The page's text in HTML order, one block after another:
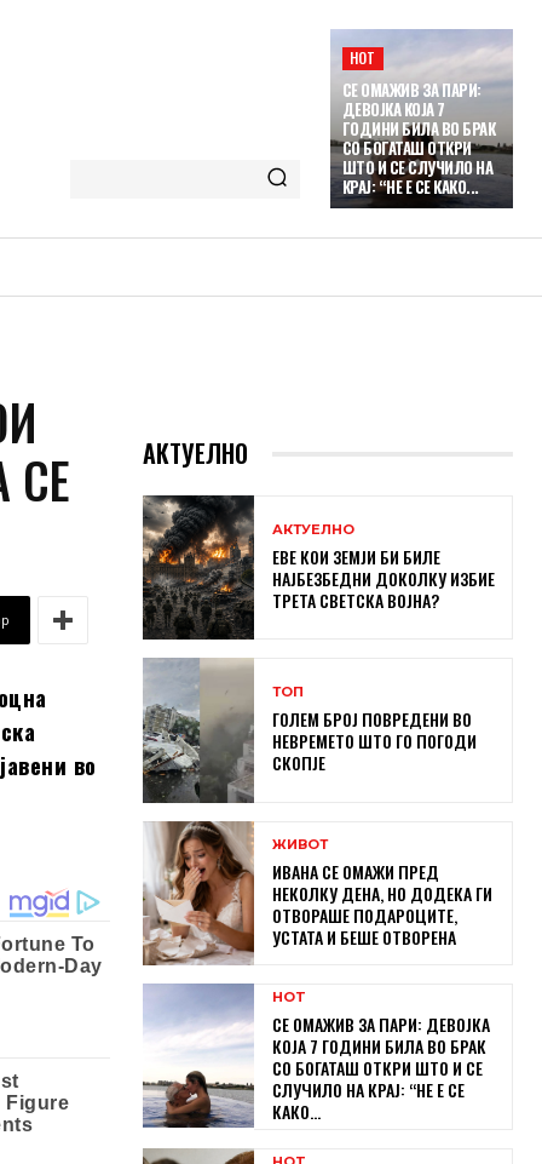
HOT
СЕ ОМАЖИВ ЗА ПАРИ:
ДЕВОЈКА КОЈА 7
ГОДИНИ БИЛА ВО БРАК
СО БОГАТАШ ОТКРИ
ШТО И СЕ СЛУЧИЛО НА
КРАЈ: “НЕ Е СЕ КАКО...
СЕ
во
АКТУЕЛНО
АКТУЕЛНО
ЕВЕ КОИ ЗЕМЈИ БИ БИЛЕ
НАЈБЕЗБЕДНИ ДОКОЛКУ ИЗБИЕ
ТРЕТА СВЕТСКА ВОЈНА?
ТОП
ГОЛЕМ БРОЈ ПОВРЕДЕНИ ВО
НЕВРЕМЕТО ШТО ГО ПОГОДИ
СКОПЈЕ
ЖИВОТ
ИВАНА СЕ ОМАЖИ ПРЕД
НЕКОЛКУ ДЕНА, НО ДОДЕКА ГИ
ОТВОРАШЕ ПОДАРОЦИТЕ,
УСТАТА И БЕШЕ ОТВОРЕНА
HOT
СЕ ОМАЖИВ ЗА ПАРИ: ДЕВОЈКА
КОЈА 7 ГОДИНИ БИЛА ВО БРАК
СО БОГАТАШ ОТКРИ ШТО И СЕ
СЛУЧИЛО НА КРАЈ: “НЕ Е СЕ
КАКО...